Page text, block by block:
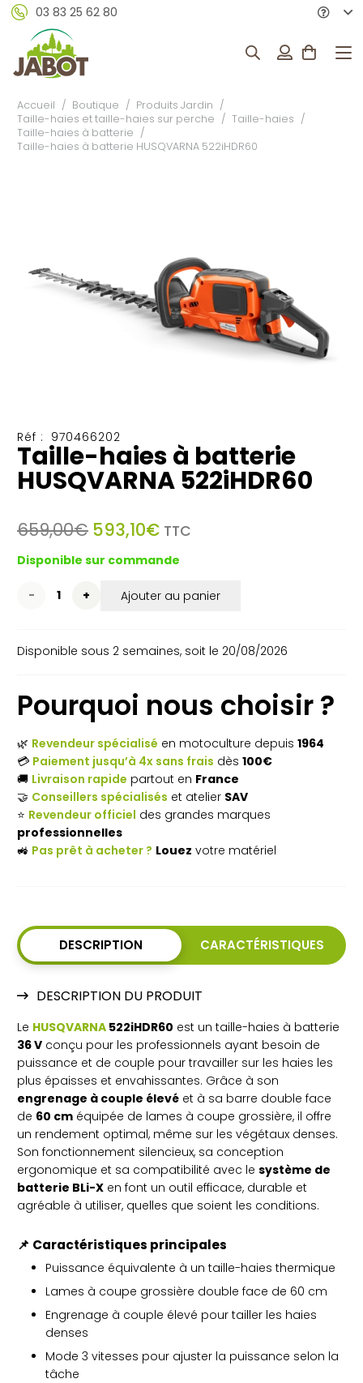
03 83 25 62 80
Accueil / Boutique / Produits Jardin /
Taille-haies et taille-haies sur perche / Taille-haies /
Taille-haies à batterie /
Taille-haies à batterie HUSQVARNA 522iHDR60
Réf : 970466202
Taille-haies à batterie
HUSQVARNA 522iHDR60
659,00€ Le
initial
659,00€.
593,10€Le
actuel
593,10€.
TTC
Disponible sur commande
quantité
Taille-
à
batterie
HUSQVARNA
522iHDR60
Ajouter au panier
Disponible sous 2 semaines, soit le 20/08/2026
Pourquoi nous choisir ?
🌿 Revendeur spécialisé en motoculture depuis 1964
💳 Paiement jusqu’à 4x sans frais dès 100€
🚚 Livraison rapide partout en France
🤝 Conseillers spécialisés et atelier SAV
⭐ Revendeur officiel des grandes marques
professionnelles
🚜 Pas prêt à acheter ? Louez votre matériel
DESCRIPTION CARACTÉRISTIQUES
DESCRIPTION DU PRODUIT
Le HUSQVARNA 522iHDR60 est un taille-haies à batterie
36 V conçu pour les professionnels ayant besoin de
puissance et de couple pour travailler sur les haies les
plus épaisses et envahissantes. Grâce à son
engrenage à couple élevé et à sa barre double face
de 60 cm équipée de lames à coupe grossière, il offre
un rendement optimal, même sur les végétaux denses.
Son fonctionnement silencieux, sa conception
ergonomique et sa compatibilité avec le système de
batterie BLi-X en font un outil efficace, durable et
agréable à utiliser, quelles que soient les conditions.
📌 Caractéristiques principales
Puissance équivalente à un taille-haies thermique
Lames à coupe grossière double face de 60 cm
Engrenage à couple élevé pour tailler les haies
denses
Mode 3 vitesses pour ajuster la puissance selon la
tâche